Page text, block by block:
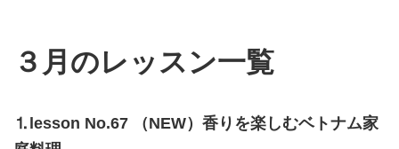
３月のレッスン一覧
⒈lesson No.67 （NEW）香りを楽しむベトナム家